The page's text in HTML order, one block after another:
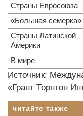
Страны Евросоюза
«Большая семерка»
Страны Латинской
Америки
В мире
Источник:
«Грант Торнтон
читайте также